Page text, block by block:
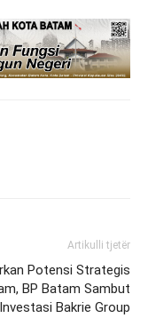
Artikulli tjetër
Potensi Strategis
BP Batam Sambut
Bakrie Group